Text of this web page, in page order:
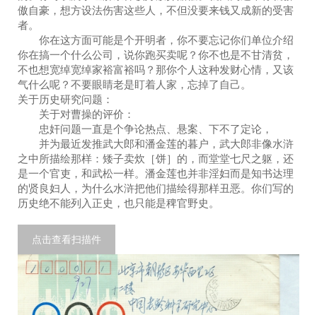
傲自豪，想方设法伤害这些人，不但没要来钱又成新的受害
者。
你在这方面可能是个开明者，你不要忘记你们单位介绍
你在搞一个什么公司，说你跑买卖呢？你不也是不甘清贫，
不也想宽绰宽绰家裕富裕吗？那你个人这种发财心情，又该
气什么呢？不要眼睛老是盯着人家，忘掉了自己。
关于历史研究问题：
关于对曹操的评价：
忠奸问题一直是个争论热点、悬案、下不了定论，
并为最近发推武大郎和潘金莲的暮户，武大郎非像水浒
之中所描绘那样：矮子卖炊［饼］的，而堂堂七尺之躯，还
是一个官吏，和武松一样。潘金莲也并非淫妇而是知书达理
的贤良妇人，为什么水浒把他们描绘得那样丑恶。你们写的
历史绝不能列入正史，也只能是稗官野史。